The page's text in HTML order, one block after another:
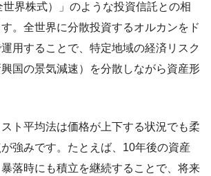
世界株式）」のような投資信託との相
。全世界に分散投資するオルカンをド
用することで、特定地域の経済リスク
興国の景気減速）を分散しながら資産形
ト平均法は価格が上下する状況でも柔
強みです。たとえば、10年後の資産
落時にも積立を継続することで、将来